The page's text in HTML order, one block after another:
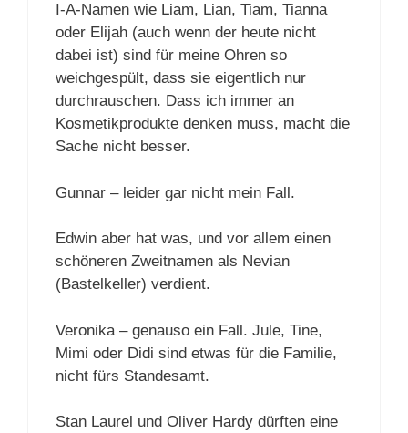
I-A-Namen wie Liam, Lian, Tiam, Tianna
oder Elijah (auch wenn der heute nicht
dabei ist) sind für meine Ohren so
weichgespült, dass sie eigentlich nur
durchrauschen. Dass ich immer an
Kosmetikprodukte denken muss, macht die
Sache nicht besser.
Gunnar – leider gar nicht mein Fall.
Edwin aber hat was, und vor allem einen
schöneren Zweitnamen als Nevian
(Bastelkeller) verdient.
Veronika – genauso ein Fall. Jule, Tine,
Mimi oder Didi sind etwas für die Familie,
nicht fürs Standesamt.
Stan Laurel und Oliver Hardy dürften eine